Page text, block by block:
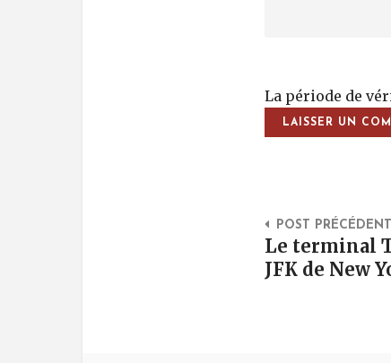
La période de
Post
POST PRÉCÉDENT
Le terminal
JFK de New